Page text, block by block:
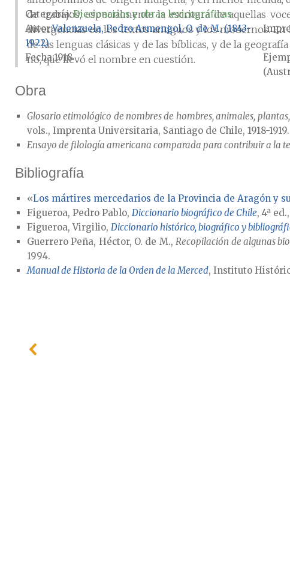
de trabajos, especialmente la escritura de aquellas
divergencias en los textos antiguos y los modernos. En
de las lenguas clásicas y de las bíblicas, y de la
no, que llevó el nombre en cuestión.
Obra
Glosario etimológico de nombres de hombres, animales,
vols., Imprenta Universitaria, Santiago de Chile, 1918-1919.
Ensayo de filología americana comparada para contribuir a la
Bibliografía
«Los mártires mercedarios de la Provincia de Aragón y
Figueroa, Pedro Pablo, Diccionario biográfico de Chile, 4ª
Figueroa, Virgilio, Diccionario histórico, biográfico y
Guerrero Peña, Héctor, O. de M.,Recopilación de algunas
1994.
Manual de Historia de la Orden de la Merced, Instituto
Categoría:Diccionarios y obras lexicográficas
AutorValenzuela, Pedro Armengol, O. de M. (1843-
1922)
Fecha1918